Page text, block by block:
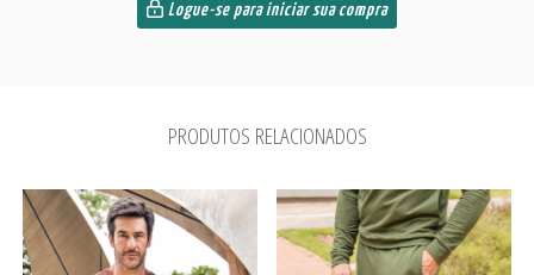
Logue-se para iniciar sua compra
PRODUTOS RELACIONADOS